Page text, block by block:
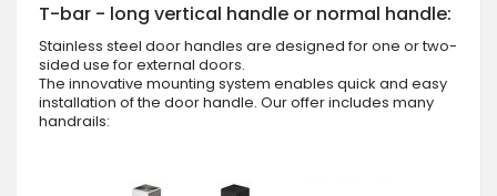
T-bar - long vertical handle or normal handle:
Stainless steel door handles are designed for one or two-
sided use for external doors.
The innovative mounting system enables quick and easy
installation of the door handle. Our offer includes many
handrails: